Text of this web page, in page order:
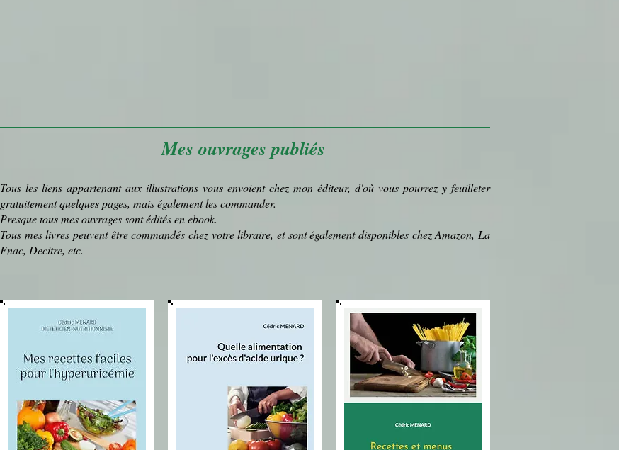
Mes ouvrages publiés
Tous les liens appartenant aux illustrations vous envoient chez mon éditeur, d'où vous pourrez y feuilleter
gratuitement quelques pages, mais également les commander.
Presque tous mes ouvrages sont édités en ebook.
Tous mes livres peuvent être commandés chez votre libraire, et sont également disponibles chez Amazon, La
Fnac, Decitre, etc.